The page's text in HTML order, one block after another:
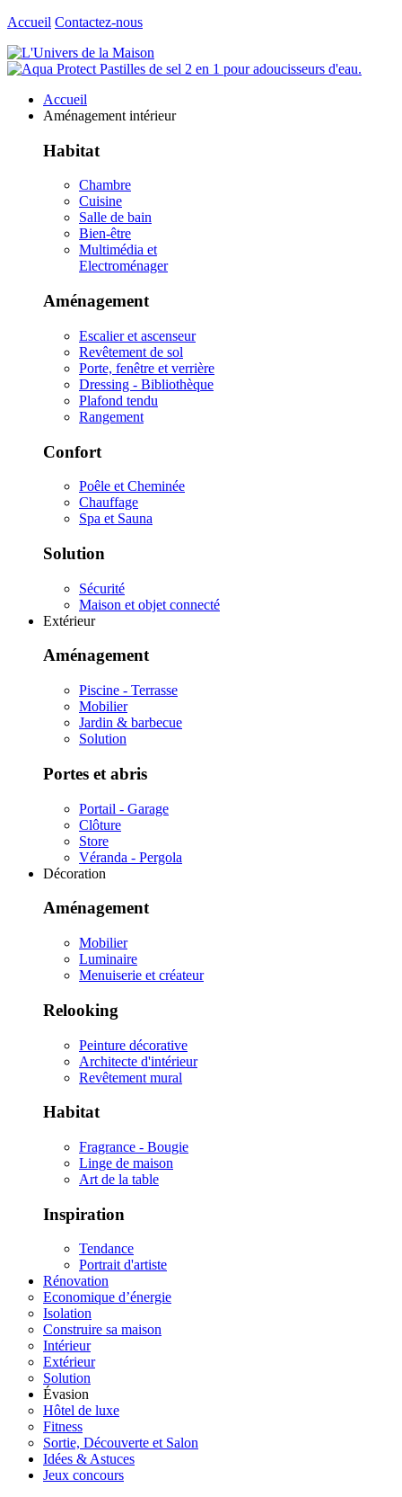
Accueil Contactez-nous
Accueil
Aménagement intérieur
Habitat
Chambre
Cuisine
Salle de bain
Bien-être
Multimédia et
Electroménager
Aménagement
Escalier et ascenseur
Revêtement de sol
Porte, fenêtre et verrière
Dressing - Bibliothèque
Plafond tendu
Rangement
Confort
Poêle et Cheminée
Chauffage
Spa et Sauna
Solution
Sécurité
Maison et objet connecté
Extérieur
Aménagement
Piscine - Terrasse
Mobilier
Jardin & barbecue
Solution
Portes et abris
Portail - Garage
Clôture
Store
Véranda - Pergola
Décoration
Aménagement
Mobilier
Luminaire
Menuiserie et créateur
Relooking
Peinture décorative
Architecte d'intérieur
Revêtement mural
Habitat
Fragrance - Bougie
Linge de maison
Art de la table
Inspiration
Tendance
Portrait d'artiste
Rénovation
Economique d’énergie
Isolation
Construire sa maison
Intérieur
Extérieur
Solution
Évasion
Hôtel de luxe
Fitness
Sortie, Découverte et Salon
Idées & Astuces
Jeux concours